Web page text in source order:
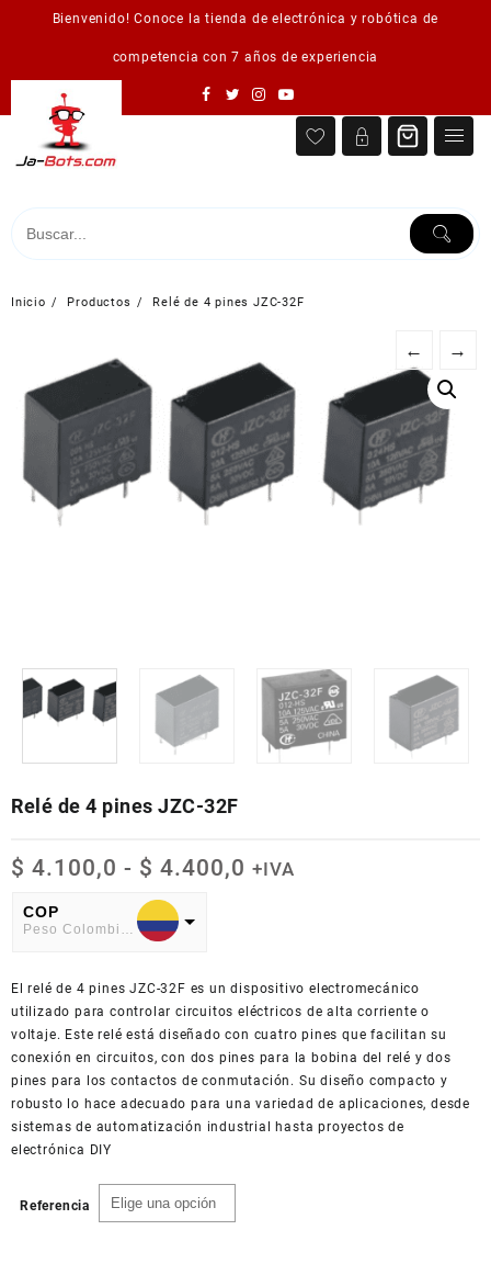
Bienvenido! Conoce la tienda de electrónica y robótica de
competencia con 7 años de experiencia
Inicio Productos Relé de 4 pines JZC-32F
← →
Relé de 4 pines JZC-32F
$ 4.100,0 - $ 4.400,0 Rango
hasta
$ 4.400,0
+IVA
COP
American Dollar
El relé de 4 pines JZC-32F es un dispositivo electromecánico
utilizado para controlar circuitos eléctricos de alta corriente o
voltaje. Este relé está diseñado con cuatro pines que facilitan su
conexión en circuitos, con dos pines para la bobina del relé y dos
pines para los contactos de conmutación. Su diseño compacto y
robusto lo hace adecuado para una variedad de aplicaciones, desde
sistemas de automatización industrial hasta proyectos de
electrónica DIY
Referencia